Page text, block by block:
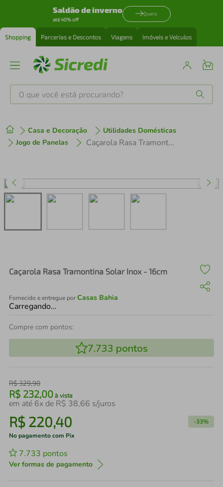
Saldão de inverno
até 40% off
Quero
Shopping Parcerias e Descontos Viagens Imóveis e Veículos
O que você está procurando?
Casa e Decoração
Utilidades Domésticas
Jogo de Panelas
Caçarola Rasa Tramontina Solar Inox - 16cm
Caçarola Rasa Tramontina Solar Inox - 16cm
Fornecido e entregue porCasas Bahia
Carregando…
Compre com pontos:
7.733 pontos
R$329,90
R$ 232,00 à vista
em até 6x de R$ 38,66 s/juros
R$ 220,40 -33%
No pagamento com Pix
7.733 pontos
Ver formas de pagamento
1º tenis
3º perfume